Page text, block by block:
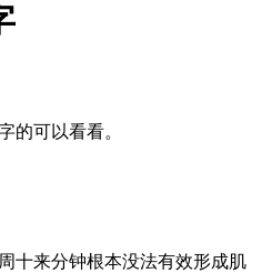
的可以看看。
十来分钟根本没法有效形成肌